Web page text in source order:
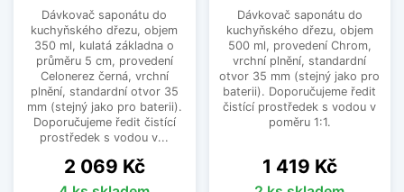
vybavením Franke zvládne každý během pár
minut. Pokud byste však přeci jen potřebovali
naši pomoc nebo snad i odbornou radu,
neváhejte se na nás obrátit. Hlavu vám rozhodně
nevymyjeme, pouze poradíme, kde a jak umýt co
nejlépe vaše nádobí.
Zobrazit méně
Dávkovač saponátu do
kuchyňského dřezu, objem
350 ml, kulatá základna o
průměru 5 cm, provedení
Celonerez černá, vrchní
plnění, standardní otvor 35
mm (stejný jako pro baterii).
Doporučujeme ředit čistící
prostředek s vodou v...
Cena
2 069 Kč
Dávkovač saponátu do
kuchyňského dřezu, objem
500 ml, provedení Chrom,
vrchní plnění, standardní
otvor 35 mm (stejný jako pro
baterii). Doporučujeme ředit
čistící prostředek s vodou v
poměru 1:1.
Cena
1 419 Kč